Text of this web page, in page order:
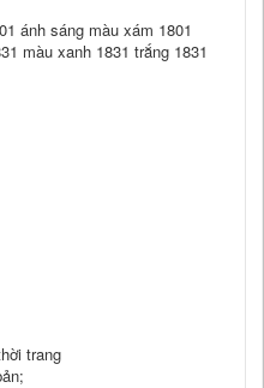
ánh sáng màu xám 1801
màu xanh 1831 trắng 1831
trang